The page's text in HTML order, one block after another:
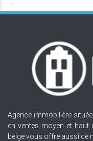
Agence immobilière
en ventes moyen et haut
belge vous offre aussi de